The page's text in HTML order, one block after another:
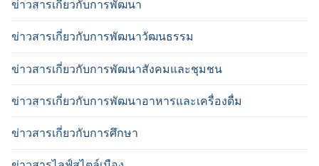
ข่าวสารเกี่ยวกับการพัฒนา
ข่าวสารเกี่ยวกับการพัฒนาวัฒนธรรม
ข่าวสารเกี่ยวกับการพัฒนาสังคมและชุมชน
ข่าวสารเกี่ยวกับการพัฒนาอาหารและเครื่องดื่ม
ข่าวสารเกี่ยวกับการศึกษา